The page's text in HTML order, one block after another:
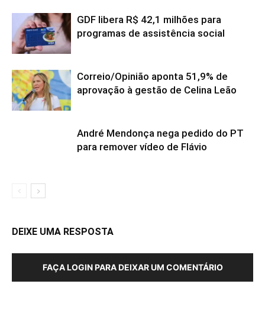
GDF libera R$ 42,1 milhões para
programas de assistência social
Correio/Opinião aponta 51,9% de
aprovação à gestão de Celina Leão
André Mendonça nega pedido do PT
para remover vídeo de Flávio
DEIXE UMA RESPOSTA
FAÇA LOGIN PARA DEIXAR UM COMENTÁRIO